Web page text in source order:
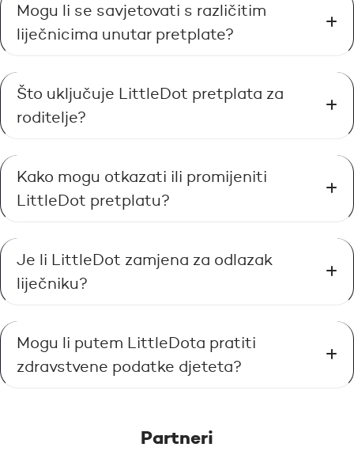
Mogu li se savjetovati s različitim
liječnicima unutar pretplate?
Što uključuje LittleDot pretplata za
roditelje?
Kako mogu otkazati ili promijeniti
LittleDot pretplatu?
Je li LittleDot zamjena za odlazak
liječniku?
Mogu li putem LittleDota pratiti
zdravstvene podatke djeteta?
Partneri